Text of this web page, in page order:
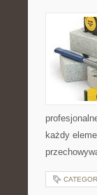
każdy